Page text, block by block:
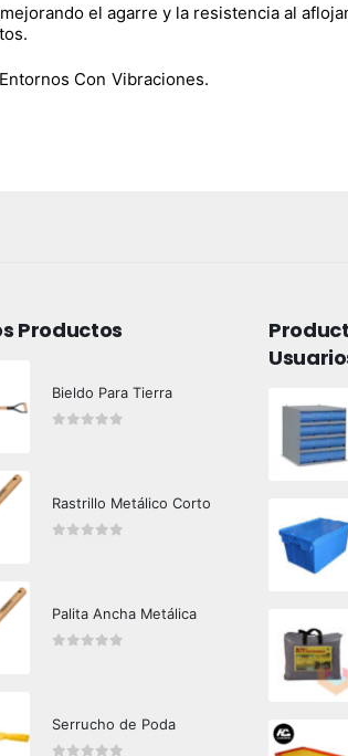
el agarre y la resistencia al
Con Vibraciones.
Productos
Bieldo Para Tierra
Rastrillo Metálico Corto
Palita Ancha Metálica
Serrucho de Poda